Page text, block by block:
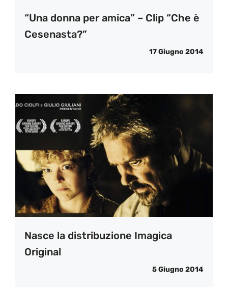
“Una donna per amica” – Clip “Che è
Cesenasta?”
17 Giugno 2014
Nasce la distribuzione Imagica
Original
5 Giugno 2014